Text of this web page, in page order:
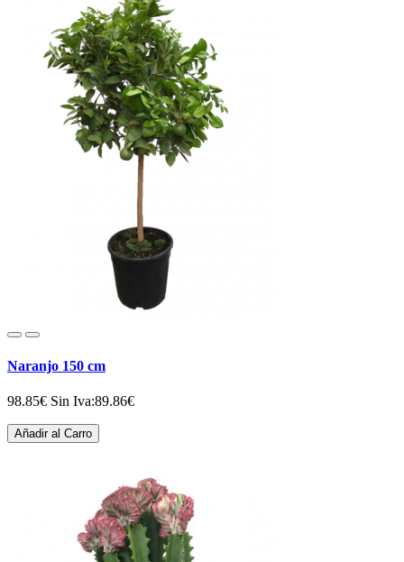
Naranjo 150 cm
98.85€ Sin Iva:89.86€
Añadir al Carro